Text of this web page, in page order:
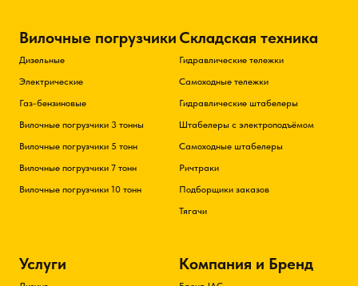
Вилочные погрузчики
Дизельные
Электрические
Газ-бензиновые
Вилочные погрузчики 3 тонны
Вилочные погрузчики 5 тонн
Вилочные погрузчики 7 тонн
Вилочные погрузчики 10 тонн
Складская техника
Гидравлические тележки
Самоходные тележки
Гидравлические штабелеры
Штабелеры с электроподъёмом
Самоходные штабелеры
Ричтраки
Подборщики заказов
Тягачи
Услуги Компания и Бренд